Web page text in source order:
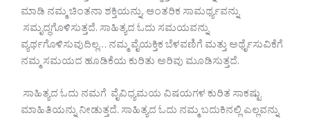
ಮಾಡಿ ನಮ್ಮ ಚಿಂತನಾ ಶಕ್ತಿಯನ್ನು, ಆಂತರಿಕ ಸಾಮರ್ಥ್ಯವನ್ನು
ಸಮೃದ್ಧಗೊಳಿಸುತ್ತದೆ. ಸಾಹಿತ್ಯದ ಓದು ಸಮಯವನ್ನು
ವ್ಯರ್ಥಗೊಳಿಸುವುದಿಲ್ಲ… ನಮ್ಮ ವೈಯಕ್ತಿಕ ಬೆಳವಣಿಗೆ ಮತ್ತು ಅರ್ಥೈಸುವಿಕೆಗೆ
ನಮ್ಮ ಸಮಯದ ಹೂಡಿಕೆಯ ಕುರಿತು ಅರಿವು ಮೂಡಿಸುತ್ತದೆ.
ಸಾಹಿತ್ಯದ ಓದು ನಮಗೆ ವೈವಿಧ್ಯಮಯ ವಿಷಯಗಳ ಕುರಿತ ಸಾಕಷ್ಟು
ಮಾಹಿತಿಯನ್ನು ನೀಡುತ್ತದೆ. ಸಾಹಿತ್ಯದ ಓದು ನಮ್ಮ ಬದುಕಿನಲ್ಲಿ ಎಲ್ಲವನ್ನು